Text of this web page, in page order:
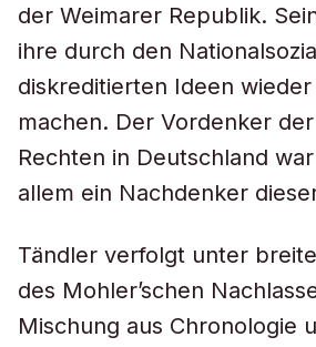
der Weimarer Republik.
ihre durch den
diskreditierten Ideen
machen. Der Vordenker
Rechten in Deutschland
allem ein Nachdenker
Tändler verfolgt unter
des Mohler’schen
Mischung aus Chronologie